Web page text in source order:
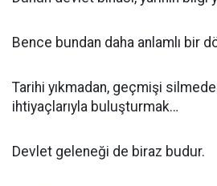
Bence bundan daha anlamlı bir
Tarihi yıkmadan, geçmişi
ihtiyaçlarıyla buluşturmak…
Devlet geleneği de biraz budur.